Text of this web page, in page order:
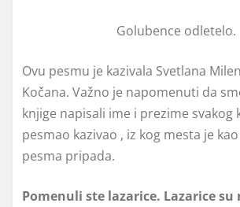
Golubence odletelo.
Ovu pesmu je kazivala Svetlana
Kočana. Važno je napomenuti da
knjige napisali ime i prezime svakog
pesmao kazivao , iz kog mesta je
pesma pripada.
Pomenuli ste lazarice. Lazarice